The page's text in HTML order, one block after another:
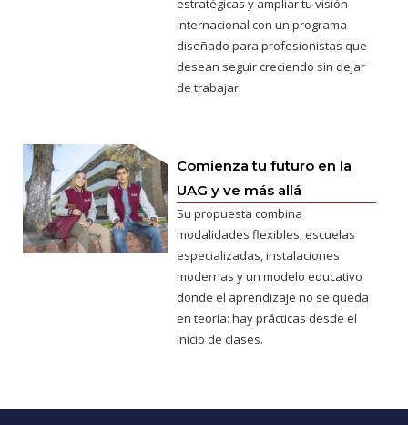
estratégicas y ampliar tu visión
internacional con un programa
diseñado para profesionistas que
desean seguir creciendo sin dejar
de trabajar.
Comienza tu futuro en la
UAG y ve más allá
Su propuesta combina
modalidades flexibles, escuelas
especializadas, instalaciones
modernas y un modelo educativo
donde el aprendizaje no se queda
en teoría: hay prácticas desde el
inicio de clases.